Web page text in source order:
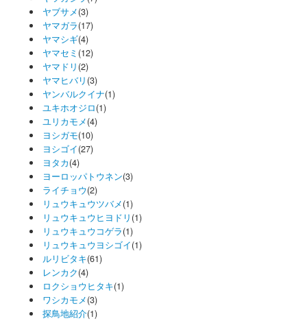
ヤブサメ(3)
ヤマガラ(17)
ヤマシギ(4)
ヤマセミ (12)
ヤマドリ (2)
ヤマヒバリ (3)
ヤンバルクイナ(1)
ユキホオジロ(1)
ユリカモメ(4)
ヨシガモ(10)
ヨシゴイ(27)
ヨタカ(4)
ヨーロッパトウネン(3)
ライチョウ(2)
リュウキュウツバメ(1)
リュウキュウヒヨドリ (1)
リュウキュウコゲラ(1)
リュウキュウヨシゴイ(1)
ルリビタキ(61)
レンカク(4)
ロクショウヒタキ(1)
ワシカモメ(3)
探鳥地紹介(1)